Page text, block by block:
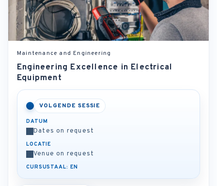
Maintenance and Engineering
Engineering Excellence in Electrical
Equipment
VOLGENDE SESSIE
DATUM
Dates on request
LOCATIE
Venue on request
CURSUSTAAL: EN